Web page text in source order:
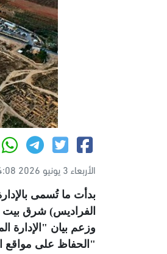
الأربعاء 3 يونيو 2026 04:08 م
الفراديس) شرق بيت
وزعم بيان "الإدارة
"الحفاظ على مواقع